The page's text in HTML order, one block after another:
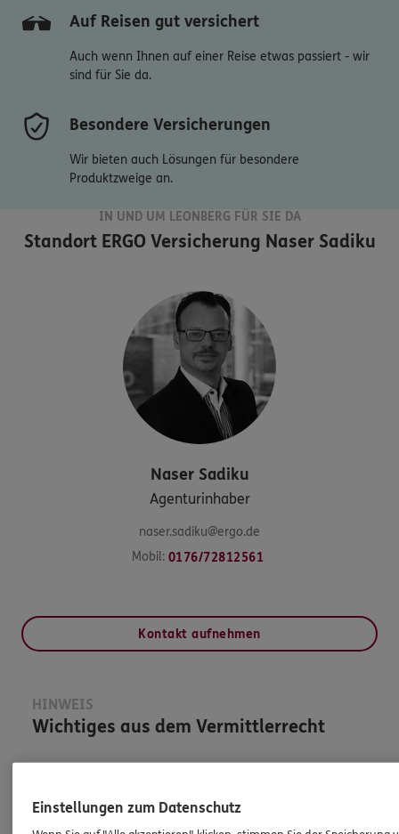
Auf Reisen gut versichert
Auch wenn Ihnen auf einer Reise etwas passiert - wir
sind für Sie da.
Besondere Versicherungen
Wir bieten auch Lösungen für besondere
Produktzweige an.
IN UND UM LEONBERG FÜR SIE DA
StandortERGO Versicherung Naser Sadiku
Naser Sadiku
Agenturinhaber
naser.sadiku@ergo.de
Mobil: 0176/72812561
Kontakt aufnehmen
HINWEIS
Wichtiges aus dem Vermittlerrecht
Person zu geben. Sowohl Ihr Schutz als Verbraucher
sowie auch gesetzliche Regelungen halten mich
Einstellungen zum Datenschutz